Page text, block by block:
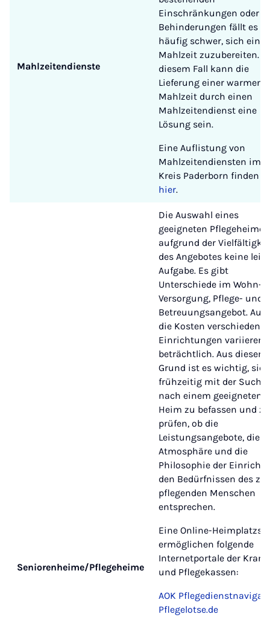
Mahlzeitendienste
Einschränkungen oder
Behinderungen fällt es
häufig schwer, sich eine
Mahlzeit zuzubereiten. In
diesem Fall kann die
Lieferung einer warmen
Mahlzeit durch einen
Mahlzeitendienst eine
Lösung sein.
Eine Auflistung von
Mahlzeitendiensten im
Kreis Paderborn finden
hier.
Seniorenheime/Pflegeheime
Die Auswahl eines
geeigneten
aufgrund der
des Angebotes keine
Aufgabe. Es gibt
Unterschiede im Wohn-,
Versorgung, Pflege- und
Betreuungsangebot.
die Kosten verschiedener
Einrichtungen variieren
beträchtlich. Aus diesem
Grund ist es wichtig, sich
frühzeitig mit der Suche
nach einem geeigneten
Heim zu befassen und zu
prüfen, ob die
Leistungsangebote, die
Atmosphäre und die
Philosophie der
den Bedürfnissen des zu
pflegenden Menschen
entsprechen.
Eine Online-
ermöglichen folgende
Internetportale der
und Pflegekassen:
AOK
Pflegelotse.de